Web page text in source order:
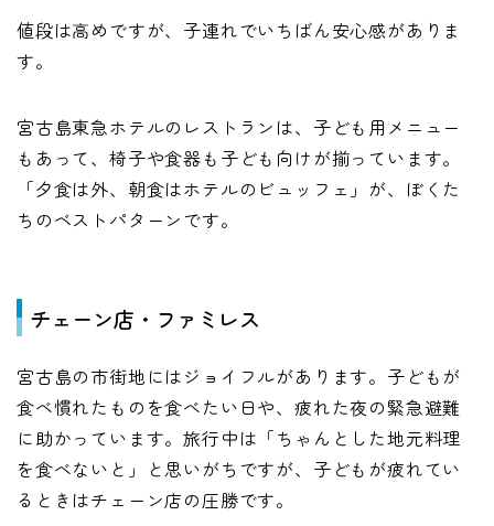
値段は高めですが、子連れでいちばん安心感がありま
す。
宮古島東急ホテルのレストランは、子ども用メニュー
もあって、椅子や食器も子ども向けが揃っています。
「夕食は外、朝食はホテルのビュッフェ」が、ぼくた
ちのベストパターンです。
チェーン店・ファミレス
宮古島の市街地にはジョイフルがあります。子どもが
食べ慣れたものを食べたい日や、疲れた夜の緊急避難
に助かっています。旅行中は「ちゃんとした地元料理
を食べないと」と思いがちですが、子どもが疲れてい
るときはチェーン店の圧勝です。